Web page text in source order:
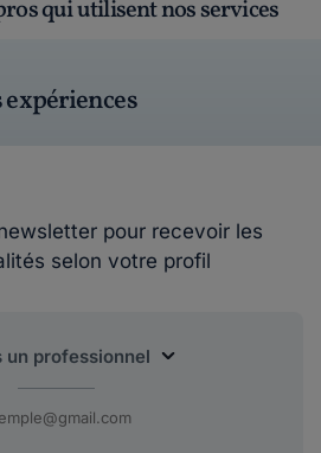
qui utilisent nos services
pour recevoir les
selon votre profil